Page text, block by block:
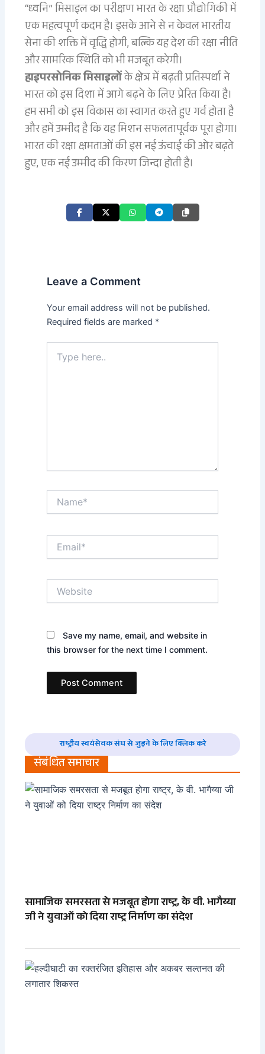
“ध्वनि” मिसाइल का परीक्षण भारत के रक्षा प्रौद्योगिकी में
एक महत्वपूर्ण कदम है। इसके आने से न केवल भारतीय
सेना की शक्ति में वृद्धि होगी, बल्कि यह देश की रक्षा नीति
और सामरिक स्थिति को भी मजबूत करेगी।
हाइपरसोनिक मिसाइलोंके क्षेत्र में बढ़ती प्रतिस्पर्धा ने
भारत को इस दिशा में आगे बढ़ने के लिए प्रेरित किया है।
हम सभी को इस विकास का स्वागत करते हुए गर्व होता है
और हमें उम्मीद है कि यह मिशन सफलतापूर्वक पूरा होगा।
भारत की रक्षा क्षमताओं की इस नई ऊंचाई की ओर बढ़ते
हुए, एक नई उम्मीद की किरण जिन्दा होती है।
Leave a Comment
Your email address will not be published.
Required fields are marked *
here..
Save my name, email, and website in
this browser for the next time I comment.
राष्ट्रीय स्वयंसेवक संघ से जुड़ने के लिए क्लिक करे
संबंधित समाचार
सामाजिक समरसता से मजबूत होगा राष्ट्र, के वी. भागैय्या
जी ने युवाओं को दिया राष्ट्र निर्माण का संदेश